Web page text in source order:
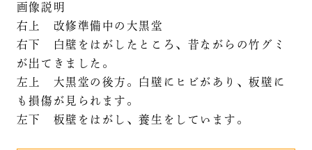
画像説明
右上 改修準備中の大黒堂
右下 白壁をはがしたところ、昔ながらの竹グミ
が出てきました。
左上 大黒堂の後方。白壁にヒビがあり、板壁に
も損傷が見られます。
左下 板壁をはがし、養生をしています。